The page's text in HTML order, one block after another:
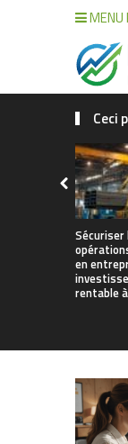
MENU
Ceci
Sécuriser
en
rentable